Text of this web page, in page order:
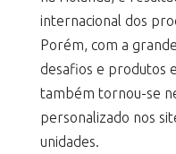
internacional dos
Porém, com a
desafios e produtos
também tornou-se
personalizado nos
unidades.